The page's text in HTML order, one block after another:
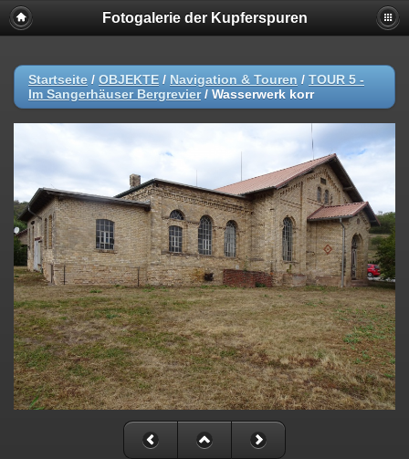
Fotogalerie der Kupferspuren
Startseite / OBJEKTE / Navigation & Touren / TOUR 5 -
Im Sangerhäuser Bergrevier/ Wasserwerk korr